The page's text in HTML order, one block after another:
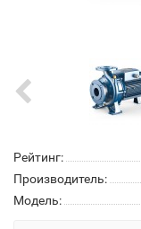
Рейтинг:
Производитель:
Модель: